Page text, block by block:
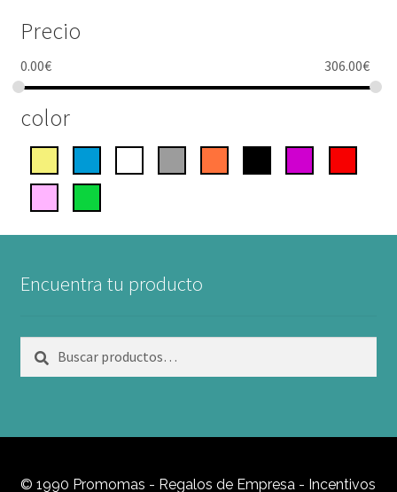
Precio
0.00€ 306.00€
color
Encuentra tu producto
Buscar
Buscar
© 1990 Promomas - Regalos de Empresa - Incentivos